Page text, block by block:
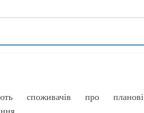
споживачів про планові